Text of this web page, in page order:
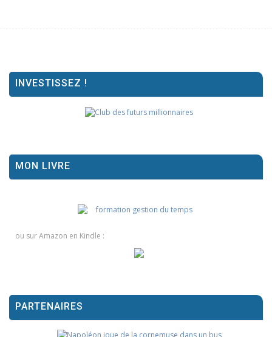
INVESTISSEZ !
MON LIVRE
ou sur Amazon en Kindle :
PARTENAIRES